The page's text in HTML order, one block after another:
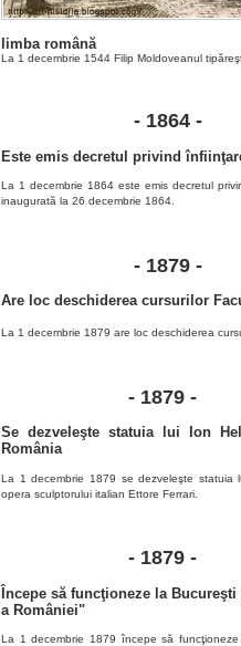
limba română
La 1 decembrie 1544 Filip Moldoveanul
- 1864 -
Este emis decretul privind
La 1 decembrie 1864 este emis decretul
inaugurată la 26 decembrie 1864.
- 1879 -
Are loc deschiderea cursurilor
La 1 decembrie 1879 are loc deschiderea
- 1879 -
Se dezveleşte statuia lui Ion
România
La 1 decembrie 1879 se dezveleşte statuia
opera sculptorului italian Ettore Ferrari.
- 1879 -
Începe să funcţioneze la
a României"
La 1 decembrie 1879 începe să